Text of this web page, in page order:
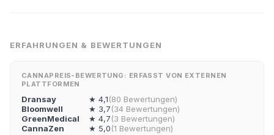
ERFAHRUNGEN & BEWERTUNGEN
CANNAPREIS-BEWERTUNG: ERFASST VON EXTERNEN
PLATTFORMEN
Dransay ★ 4,1(80 Bewertungen)
Bloomwell
★ 3,7(34 Bewertungen)
GreenMedical
★ 4,7(3 Bewertungen)
CannaZen
★ 5,0(1 Bewertungen)